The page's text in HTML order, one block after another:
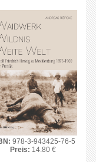
978-3-943425-76-5
Preis: 14.80 €